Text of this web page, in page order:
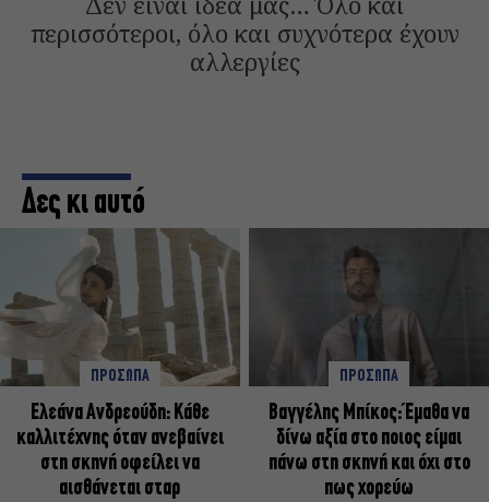
περισσότεροι, όλο και συχνότερα έχουν
αλλεργίες
Δες κι αυτό
ΠΡΟΣΩΠΑ
Ελεάνα Ανδρεούδη: Κάθε
καλλιτέχνης όταν ανεβαίνει
στη σκηνή οφείλει να
αισθάνεται σταρ
ΠΡΟΣΩΠΑ
Βαγγέλης Μπίκος: Έμαθα να
δίνω αξία στο ποιος είμαι
πάνω στη σκηνή και όχι στο
πως χορεύω